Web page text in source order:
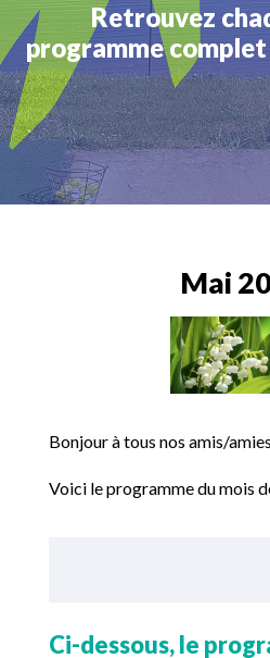
Retrouvez
programme
Mai
Bonjour à tous nos amis/amies,
Voici le programme du mois
Ci-dessous, le